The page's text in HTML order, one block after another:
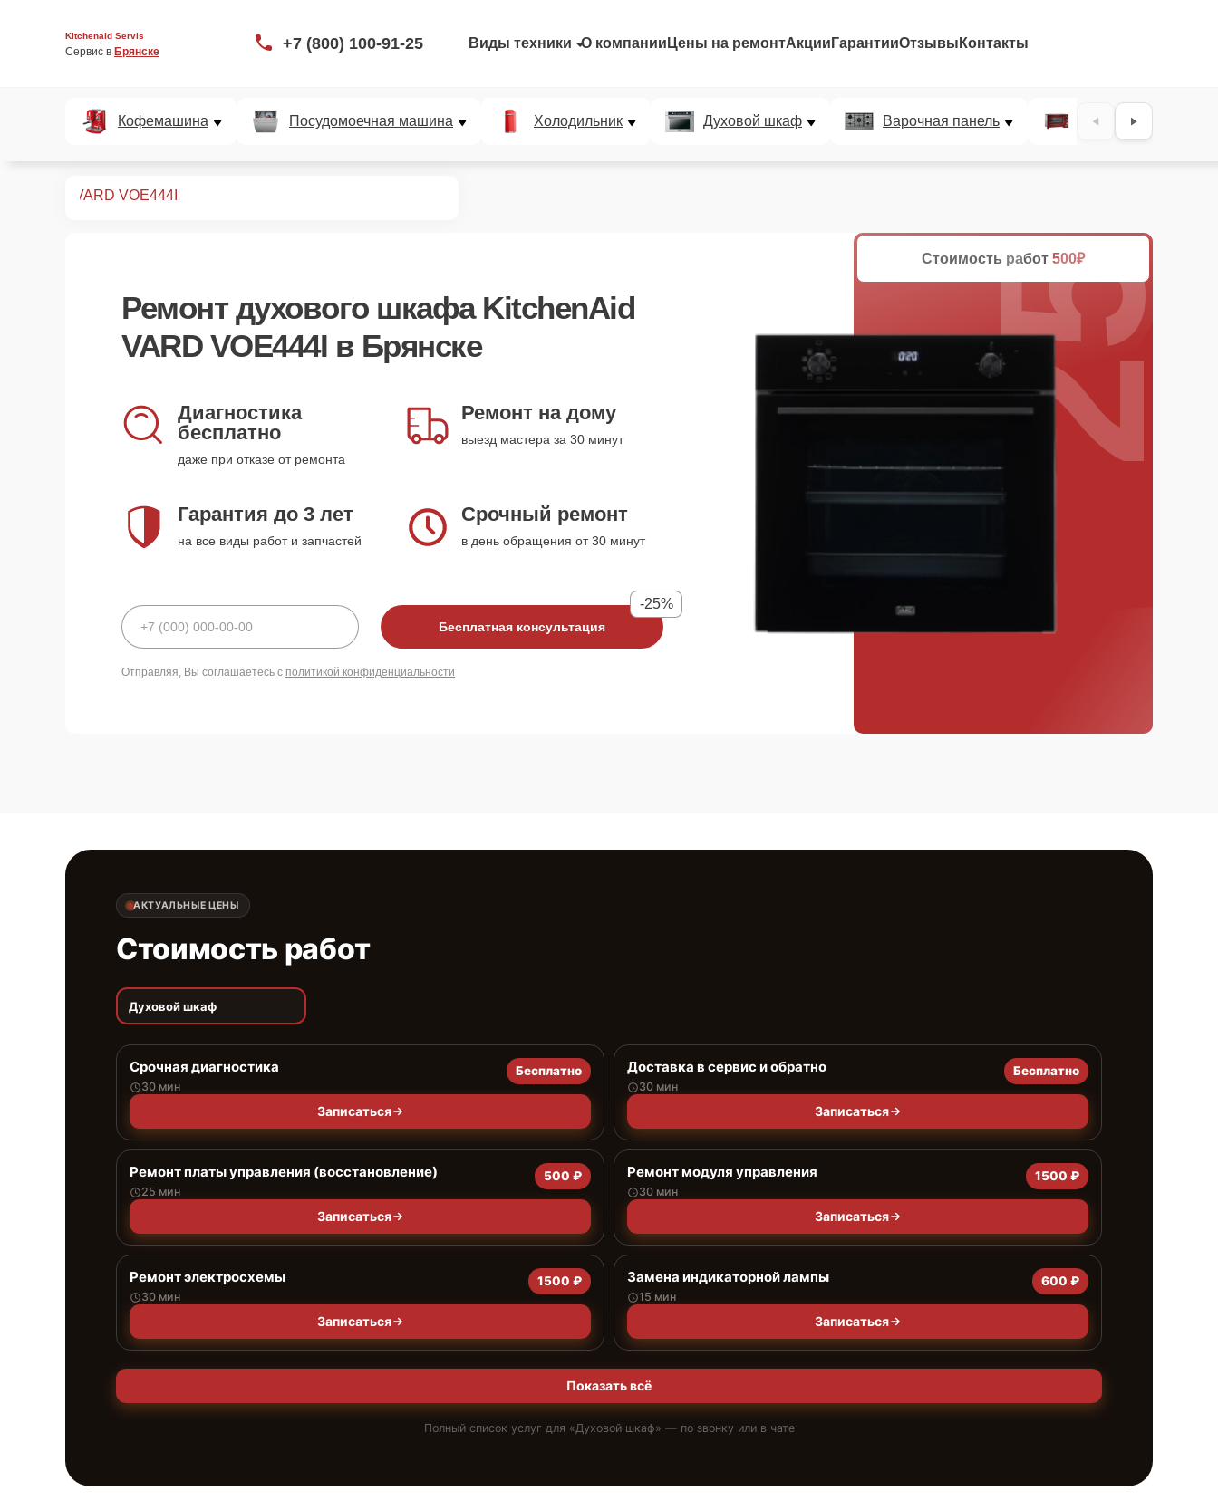
Kitchenaid Servis
Сервис в Брянске +7 (800) 100-91-25 Виды техники О компании Цены на ремонтАкции ГарантииОтзывы Контакты
Кофемашина Посудомоечная машина Холодильник Духовой шкаф Варочная панель Микроволновая
VARD VOE444I
Ремонтдухового шкафа KitchenAid
VARD VOE444I в Брянске
Диагностика
бесплатно
даже при отказе от ремонта
Ремонт на дому
выезд мастера за 30 минут
Гарантия до 3 лет
на все виды работ и запчастей
Срочный ремонт
в день обращения от 30 минут
Бесплатная консультация
-25%
Отправляя, Вы соглашаетесь с политикой конфиденциальности
Стоимость работ 500₽
25%
АКТУАЛЬНЫЕ ЦЕНЫ
Стоимость работ
Духовой шкаф
Срочная диагностика
30 мин
Бесплатно
Записаться
Доставка в сервис и обратно
30 мин
Бесплатно
Записаться
Ремонт платы управления (восстановление)
25 мин
500 ₽
Записаться
Ремонт модуля управления
30 мин
1500 ₽
Записаться
Ремонт электросхемы
30 мин
1500 ₽
Записаться
Замена индикаторной лампы
15 мин
600 ₽
Записаться
Показать всё
Полный список услуг для «Духовой шкаф» — по звонку или в чате